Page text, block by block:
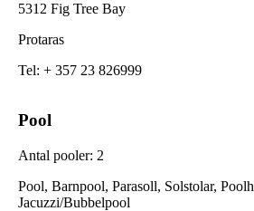
5312 Fig Tree Bay
Protaras
Tel: + 357 23 826999
Pool
Antal pooler: 2
Pool, Barnpool, Parasoll, Solstolar,
Jacuzzi/Bubbelpool